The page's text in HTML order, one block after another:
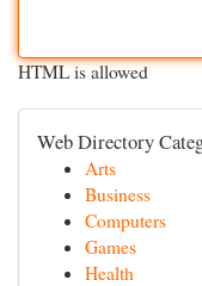
HTML is allowed
Web Directory
Arts
Business
Computers
Games
Health